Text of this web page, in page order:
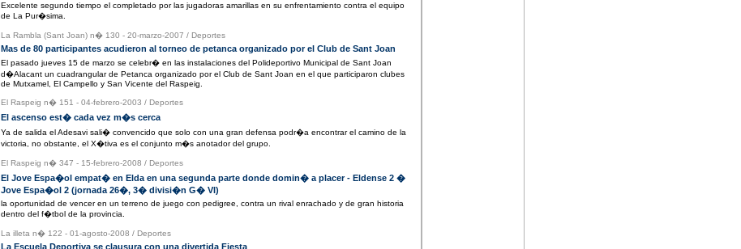
Excelente segundo tiempo el completado por las jugadoras amarillas en su enfrentamiento contra el equipo
de La Pur�sima.
La Rambla (Sant Joan) n� 130 - 20-marzo-2007 / Deportes
Mas de 80 participantes acudieron al torneo de petanca organizado por el Club de Sant Joan
El pasado jueves 15 de marzo se celebr� en las instalaciones del Polideportivo Municipal de Sant Joan
d�Alacant un cuadrangular de Petanca organizado por el Club de Sant Joan en el que participaron clubes
de Mutxamel, El Campello y San Vicente del Raspeig.
El Raspeig n� 151 - 04-febrero-2003 / Deportes
El ascenso est� cada vez m�s cerca
Ya de salida el Adesavi sali� convencido que solo con una gran defensa podr�a encontrar el camino de la
victoria, no obstante, el X�tiva es el conjunto m�s anotador del grupo.
El Raspeig n� 347 - 15-febrero-2008 / Deportes
El Jove Espa�ol empat� en Elda en una segunda parte donde domin� a placer - Eldense 2 �
Jove Espa�ol 2 (jornada 26�, 3� divisi�n G� VI)
la oportunidad de vencer en un terreno de juego con pedigree, contra un rival enrachado y de gran historia
dentro del f�tbol de la provincia.
La illeta n� 122 - 01-agosto-2008 / Deportes
La Escuela Deportiva se clausura con una divertida Fiesta